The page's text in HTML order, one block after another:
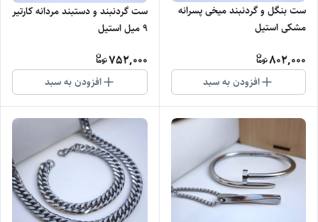
ست بنگل و گردنبند میخی پسرانه
مشکی استیل
802,000
افزودن به سبد
ست گردنبند و دستبند مردانه کارتیر
۹ میل استیل
752,000
افزودن به سبد